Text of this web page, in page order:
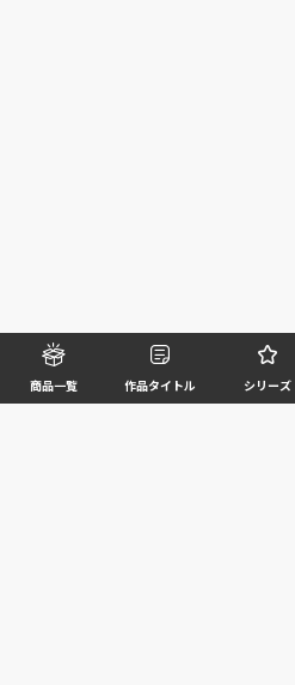
商品一覧 作品タイトル シリーズ